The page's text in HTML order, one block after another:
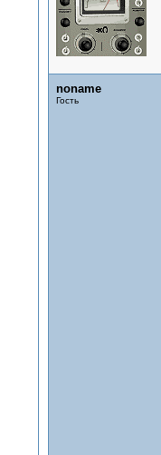
noname
Гость